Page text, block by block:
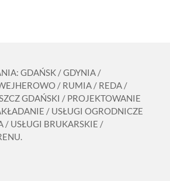
GDAŃSK / GDYNIA /
/ RUMIA / REDA /
GDAŃSKI / PROJEKTOWANIE
/ USŁUGI OGRODNICZE
/ USŁUGI BRUKARSKIE /